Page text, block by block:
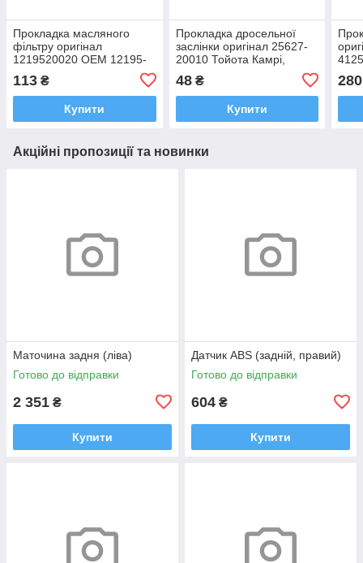
Прокладка масляного
фільтру оригінал
1219520020 OEM 12195-
Хайлендер, РАВ4, Лексу
113 ₴
Купити
Прокладка дросельної
заслінки оригінал 25627-
20010 Тойота Камрі,
2008
48₴
Купити
280
Акційні пропозиції та новинки
Маточина задня (ліва)
Готово до відправки
2 351 ₴
Купити
Датчик ABS (задній, правий)
Готово до відправки
604 ₴
Купити